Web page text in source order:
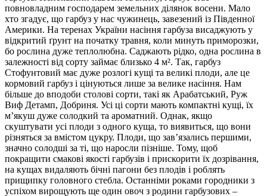
повновладним господарем земельних ділянок восени. Мало
хто згадує, що гарбуз у нас чужинець, завезений із Південної
Америки. На теренах України насіння гарбуза висаджують у
відкритий ґрунт на початку травня, коли минуть приморозки,
бо рослина дуже теплолюбна. Саджають рідко, одна рослина в
залежності від сорту займає близько 4 м². Так, гарбуз
Стофунтовий має дуже розлогі кущі та великі плоди, але це
кормовий гарбуз і цінуються лише за велике насіння. Нам
більше до вподоби столові сорти, такі як Арабатський, Руж
Виф Детамп, Добриня. Усі ці сорти мають компактні кущі, їх
м’якуш дуже солодкий та ароматний. Однак, якщо
скуштувати усі плоди з одного куща, то виявиться, що вони
різняться за вмістом цукру. Плоди, що зав’язались першими,
значно солодші за ті, що наросли пізніше. Тому, щоб
покращити смакові якості гарбузів і прискорити їх дозрівання,
на кущах видаляють бічні пагони без плодів і роблять
прищипку головного стебла. Останніми роками городники з
успіхом вирощують ще один овоч з родини гарбузових –